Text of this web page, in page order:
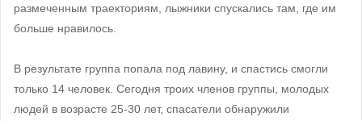
размеченным траекториям, лыжники спускались там, где им
больше нравилось.
В результате группа попала под лавину, и спастись смогли
только 14 человек. Сегодня троих членов группы, молодых
людей в возрасте 25-30 лет, спасатели обнаружили